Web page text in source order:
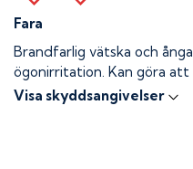
Fara
Brandfarlig vätska och ånga.
ögonirritation. Kan göra att
Visa skyddsangivelser